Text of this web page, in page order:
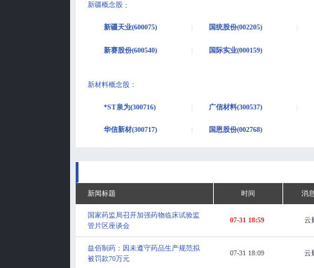
新疆概念股：
新疆天业(600075) 国统股份(002205)
新赛股份(600540) 国际实业(000159)
新材料概念股：
*ST泉为(300716) 广信材料(300537)
华信新材(300717) 国恩股份(002768)
新闻标题 时间 消
国家药监局召开加强药物临床试验监
管片区座谈会
07-31 18:59 云
益佰制药：因未遵守药品生产规范拟
被罚款70万元
07-31 18:09 云